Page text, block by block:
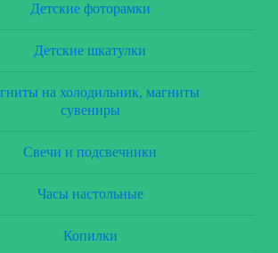
Детские фоторамки
Детские шкатулки
на холодильник, магниты
сувениры
Свечи и подсвечники
Часы настольные
Копилки